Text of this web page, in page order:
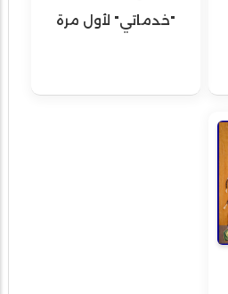
"خدماتي" لأول مرة